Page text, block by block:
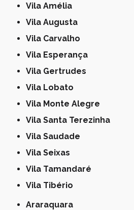
Vila Amélia
Vila Augusta
Vila Carvalho
Vila Esperança
Vila Gertrudes
Vila Lobato
Vila Monte Alegre
Vila Santa Terezinha
Vila Saudade
Vila Seixas
Vila Tamandaré
Vila Tibério
Araraquara